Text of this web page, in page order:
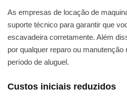
As empresas de locação de
suporte técnico para garantir que
escavadeira corretamente. Além
por qualquer reparo ou manutenção
período de aluguel.
Custos iniciais reduzidos